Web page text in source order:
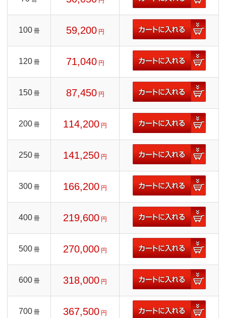
100 冊 59,200 円
120 冊 71,040 円
150 冊 87,450 円
200 冊 114,200 円
250 冊 141,250 円
300 冊 166,200 円
400 冊 219,600 円
500 冊 270,000 円
600 冊 318,000 円
700 冊 367,500 円